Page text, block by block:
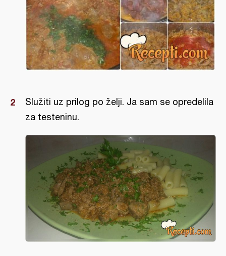
Služiti uz prilog po želji. Ja sam se opredelila
za testeninu.